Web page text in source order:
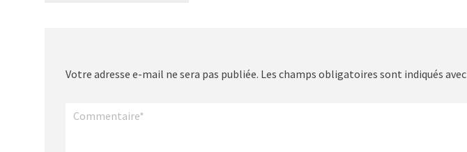
Votre adresse e-mail ne sera pas publiée. Les champs obligatoires sont indiqués avec